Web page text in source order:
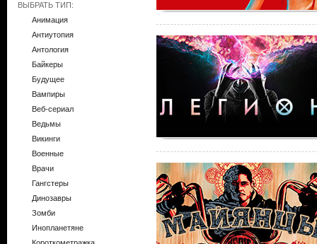
ВЫБРАТЬ ТИП:
Анимация
Антиутопия
Антология
Байкеры
Будущее
Вампиры
Веб-сериал
Ведьмы
Викинги
Военные
Врачи
Гангстеры
Динозавры
Зомби
Инопланетяне